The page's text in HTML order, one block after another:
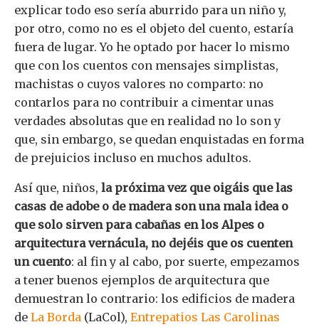
explicar todo eso sería aburrido para un niño y,
por otro, como no es el objeto del cuento, estaría
fuera de lugar. Yo he optado por hacer lo mismo
que con los cuentos con mensajes simplistas,
machistas o cuyos valores no comparto: no
contarlos para no contribuir a cimentar unas
verdades absolutas que en realidad no lo son y
que, sin embargo, se quedan enquistadas en forma
de prejuicios incluso en muchos adultos.
Así que, niños, la próxima vez que oigáis que las
casas de adobe o de madera son una mala idea o
que solo sirven para cabañas en los Alpes o
arquitectura vernácula, no dejéis que os cuenten
un cuento: al fin y al cabo, por suerte, empezamos
a tener buenos ejemplos de arquitectura que
demuestran lo contrario: los edificios de madera
de La Borda (LaCol), Entrepatios Las Carolinas